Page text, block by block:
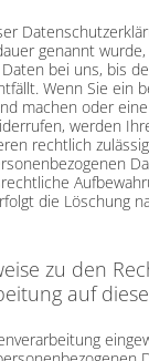
genannt
bei uns, bis
Wenn Sie ein
machen oder
werden
rechtlich
die Löschung
zu den
auf